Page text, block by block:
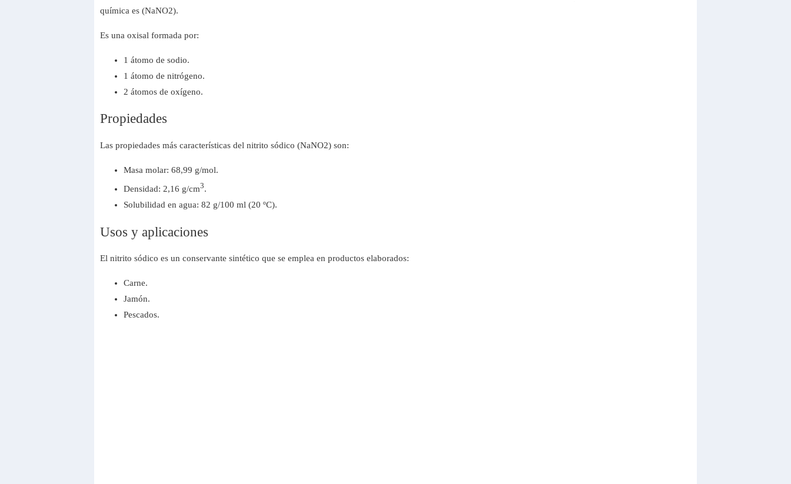
química es (NaNO2).
Es una oxisal formada por:
1 átomo de sodio.
1 átomo de nitrógeno.
2 átomos de oxígeno.
Propiedades
Las propiedades más características del nitrito sódico (NaNO2) son:
Masa molar: 68,99 g/mol.
Densidad: 2,16 g/cm3.
Solubilidad en agua: 82 g/100 ml (20 ºC).
Usos y aplicaciones
El nitrito sódico es un conservante sintético que se emplea en productos elaborados:
Carne.
Jamón.
Pescados.